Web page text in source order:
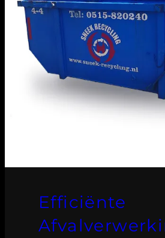
Efficiënte